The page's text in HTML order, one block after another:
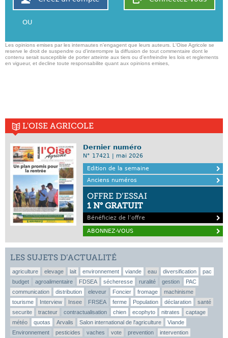
OU
Les opinions emises par les internautes n'engagent que leurs auteurs. L'Oise Agricole se
reserve le droit de suspendre ou d'interrompre la diffusion de tout commentaire dont le
contenu serait susceptible de porter atteinte aux tiers ou d'enfreindre les lois et reglements
en vigueur, et decline toute responsabilite quant aux opinions emises,
L'OISE AGRICOLE
Dernier numéro
N° 17421 | mai 2026
Edition de la semaine
Anciens numéros
OFFRE D’ESSAI
1 N° GRATUIT
Bénéficiez de l’offre
ABONNEZ-VOUS
LES SUJETS D’ACTUALITÉ
agriculture elevage lait environnement viande eau diversification
pac
budget
agroalimentaire FDSEA sécheresse ruralité gestion
PAC
communication
distribution eleveur Foncier fromage
machinisme
tourisme
Interview Insee FRSEA ferme Population déclaration
santé
securite
tracteur contractualisation chien ecophyto nitrates
captage
météo
quotas Arvalis Salon international de l'agriculture
Viande
Environnement
pesticides vaches vote prevention intervention